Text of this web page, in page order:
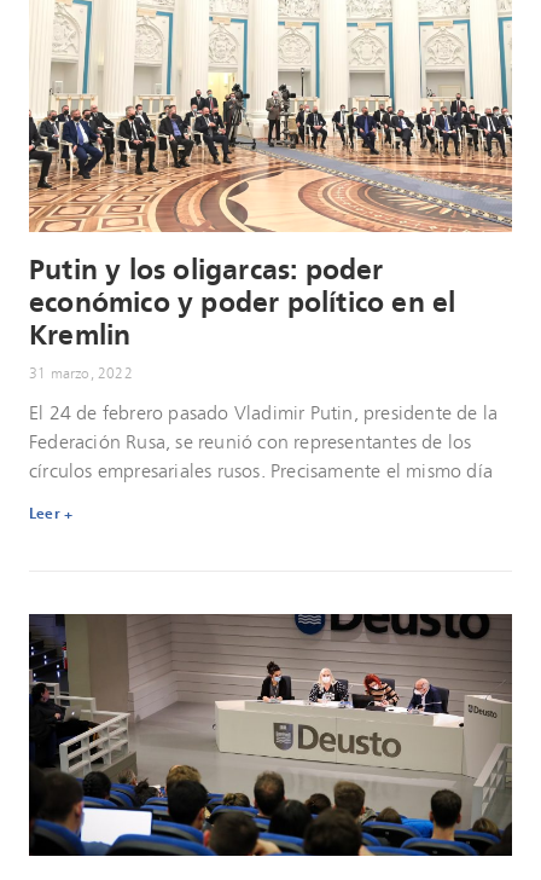
Putin y los oligarcas: poder
económico y poder político en el
Kremlin
31 marzo, 2022
El 24 de febrero pasado Vladimir Putin, presidente de la
Federación Rusa, se reunió con representantes de los
círculos empresariales rusos. Precisamente el mismo día
Leer +